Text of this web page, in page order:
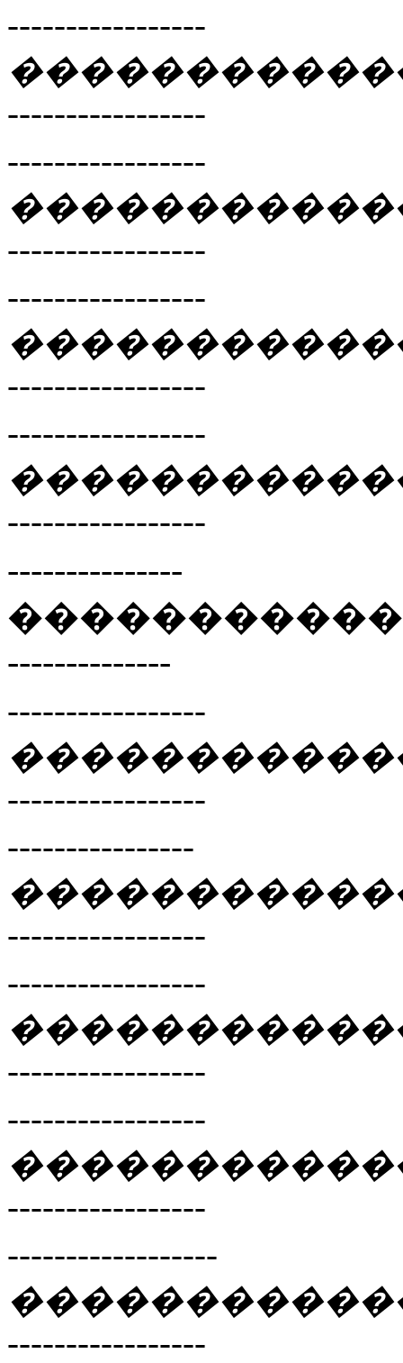
-----------------
-----------------
-----------------
-----------------
-----------------
-----------------
-----------------
-----------------
---------------
--------------
-----------------
-----------------
----------------
-----------------
-----------------
-----------------
-----------------
-----------------
------------------
-----------------